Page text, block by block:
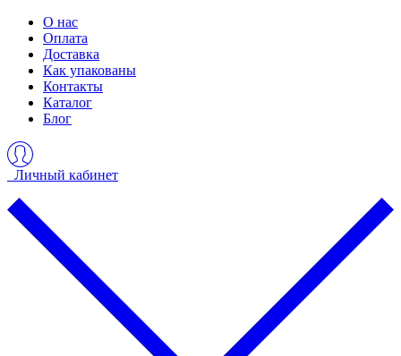
О нас
Оплата
Доставка
Как упакованы
Контакты
Каталог
Блог
Личный кабинет